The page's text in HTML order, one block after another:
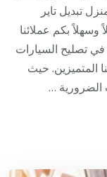
تبديل تاير
وسهلاً بكم عملائنا
في تصليح السيارات
المتميزين. حيث
الضرورية …